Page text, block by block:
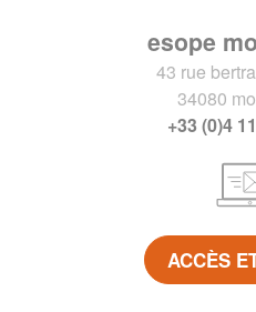
esope
43 rue
34080
+33 (0)4
ACCÈS